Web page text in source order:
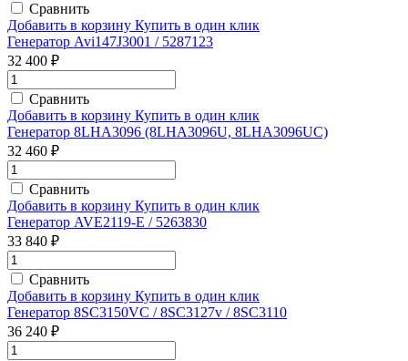
Сравнить
Добавить в корзину Купить в один клик
Генератор Avi147J3001 / 5287123
32 400 ₽
Сравнить
Добавить в корзину Купить в один клик
Генератор 8LHA3096 (8LHA3096U, 8LHA3096UC)
32 460 ₽
Сравнить
Добавить в корзину Купить в один клик
Генератор AVE2119-E / 5263830
33 840 ₽
Сравнить
Добавить в корзину Купить в один клик
Генератор 8SC3150VC / 8SC3127v / 8SC3110
36 240 ₽